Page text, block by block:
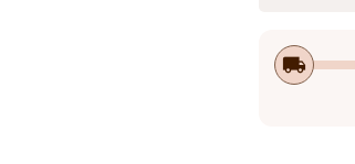
local_shipping